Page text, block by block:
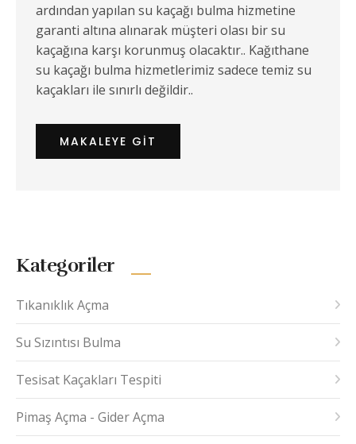
ardından yapılan su kaçağı bulma hizmetine
garanti altına alınarak müşteri olası bir su
kaçağına karşı korunmuş olacaktır.. Kağıthane
su kaçağı bulma hizmetlerimiz sadece temiz su
kaçakları ile sınırlı değildir..
MAKALEYE GIT
Kategoriler
Tıkanıklık Açma
Su Sızıntısı Bulma
Tesisat Kaçakları Tespiti
Pimaş Açma - Gider Açma